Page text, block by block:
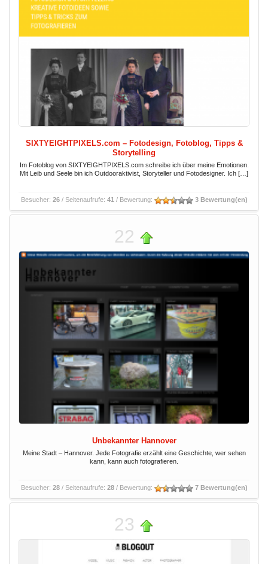
SIXTYEIGHTPIXELS.com – Fotodesign, Fotoblog, Tipps &
Storytelling
Im Fotoblog von SIXTYEIGHTPIXELS.com schreibe ich über meine Emotionen.
Mit Leib und Seele bin ich Outdooraktivist, Storyteller und Fotodesigner. Ich […]
Besucher: 26/ Seitenaufrufe: 41 / Bewertung: 3 Bewertung(en)
22
Unbekannter Hannover
Meine Stadt – Hannover. Jede Fotografie erzählt eine Geschichte, wer sehen
kann, kann auch fotografieren.
Besucher: 28/ Seitenaufrufe: 28/ Bewertung: 7 Bewertung(en)
23